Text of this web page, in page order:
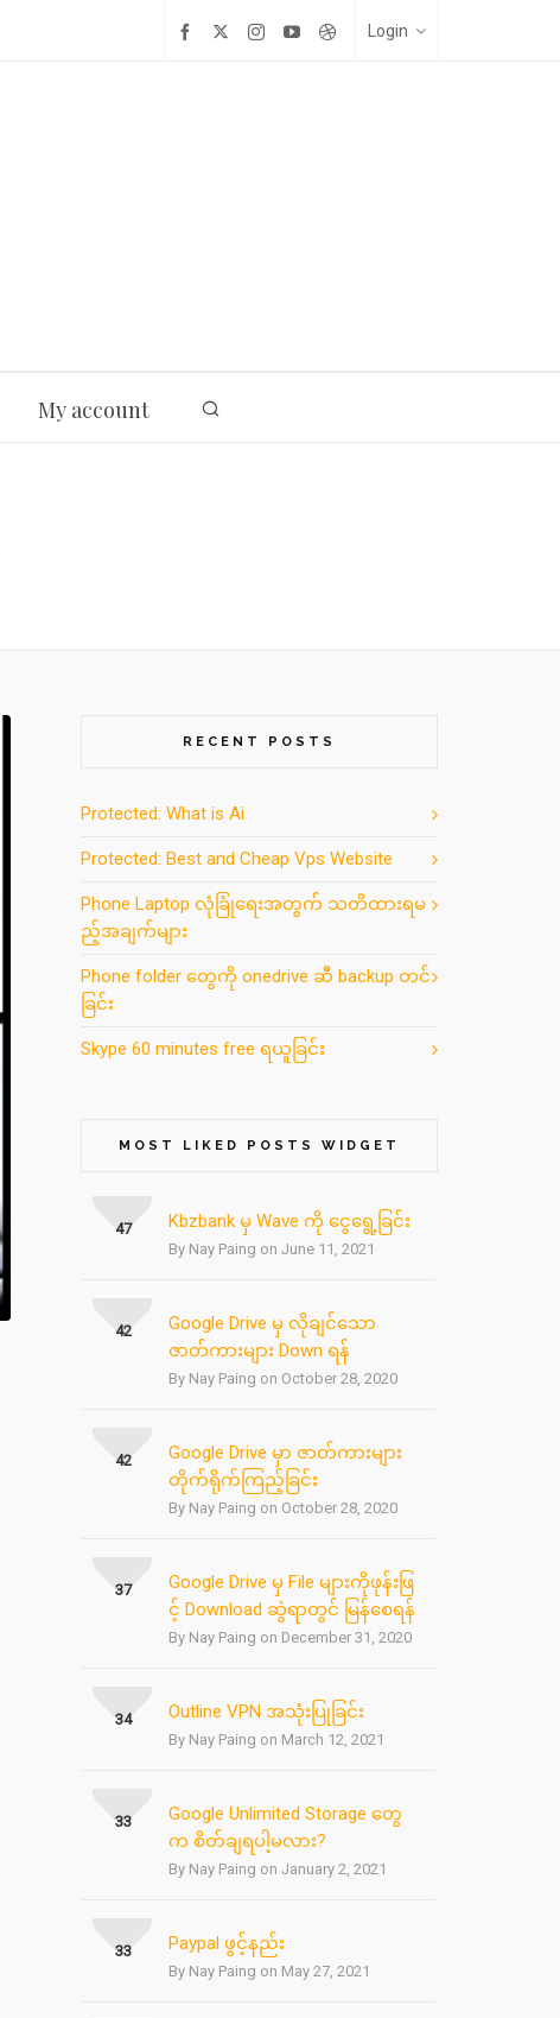
Login
My account
RECENT POSTS
Protected: What is Ai
Protected: Best and Cheap Vps Website
Phone Laptop လုံခြုံရေးအတွက် သတိထားရမ
ည့်အချက်များ
Phone folder တွေကို onedrive ဆီ backup တင်
ခြင်း
Skype 60 minutes free ရယူခြင်း
MOST LIKED POSTS WIDGET
Kbzbank မှ Wave ကို ငွေရွေ့ခြင်း
By Nay Paing on June 11, 2021
47
Google Drive မှ လိုချင်သော
ဇာတ်ကားများ Down ရန်
By Nay Paing on October 28, 2020
42
Google Drive မှာ ဇာတ်ကားများ
တိုက်ရိုက်ကြည့်ခြင်း
By Nay Paing on October 28, 2020
42
Google Drive မှ File များကိုဖုန်းဖြ
င့် Download ဆွဲရာတွင် မြန်စေရန်
By Nay Paing on December 31, 2020
37
Outline VPN အသုံးပြုခြင်း
By Nay Paing on March 12, 2021
34
Google Unlimited Storage တွေ
က စိတ်ချရပါ့မလား?
By Nay Paing on January 2, 2021
33
Paypal ဖွင့်နည်း
By Nay Paing on May 27, 2021
33